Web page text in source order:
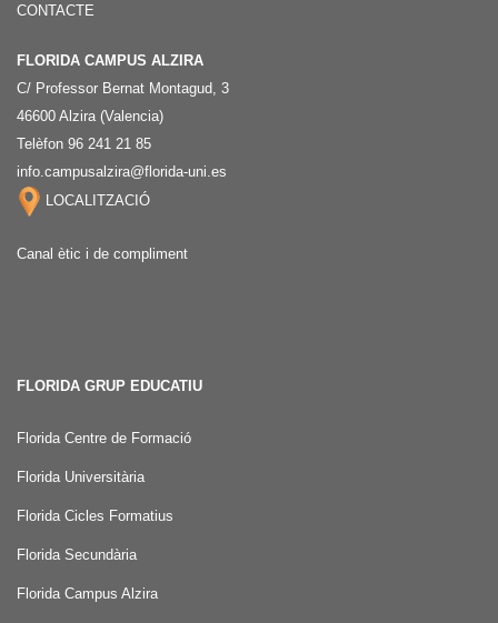
CONTACTE
FLORIDA CAMPUS ALZIRA
C/ Professor Bernat Montagud, 3
46600 Alzira (Valencia)
Telèfon 96 241 21 85
info.campusalzira@florida-uni.es
LOCALITZACIÓ
Canal ètic i de compliment
FLORIDA GRUP EDUCATIU
Florida Centre de Formació
Florida Universitària
Florida Cicles Formatius
Florida Secundària
Florida Campus Alzira